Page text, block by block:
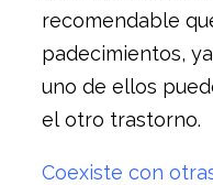
recomendable
padecimientos,
uno de ellos
el otro trastorno.
Coexiste con